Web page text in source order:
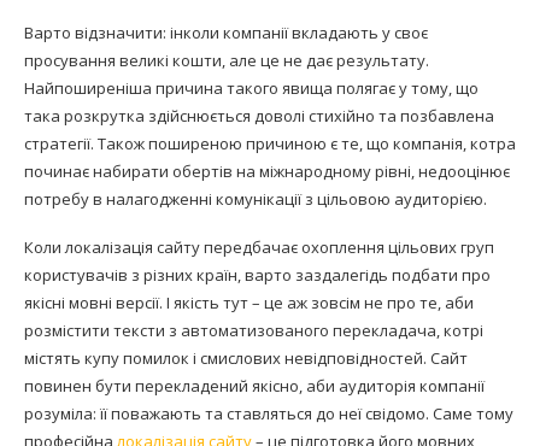
Варто відзначити: інколи компанії вкладають у своє
просування великі кошти, але це не дає результату.
Найпоширеніша причина такого явища полягає у тому, що
така розкрутка здійснюється доволі стихійно та позбавлена
стратегії. Також поширеною причиною є те, що компанія, котра
починає набирати обертів на міжнародному рівні, недооцінює
потребу в налагодженні комунікації з цільовою аудиторією.
Коли локалізація сайту передбачає охоплення цільових груп
користувачів з різних країн, варто заздалегідь подбати про
якісні мовні версії. І якість тут – це аж зовсім не про те, аби
розмістити тексти з автоматизованого перекладача, котрі
містять купу помилок і смислових невідповідностей. Сайт
повинен бути перекладений якісно, аби аудиторія компанії
розуміла: її поважають та ставляться до неї свідомо. Саме тому
професійналокалізація сайту– це підготовка його мовних